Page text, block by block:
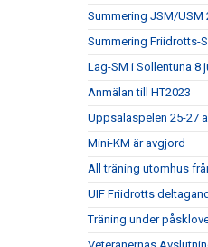
Summering JSM/USM
Summering Friidrotts-
Lag-SM i Sollentuna 8
Anmälan till HT2023
Uppsalaspelen 25-27
Mini-KM är avgjord
All träning utomhus
UIF Friidrotts
Träning under